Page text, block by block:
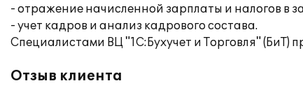
- отражение начисленной зарплаты и налогов в
- учет кадров и анализ кадрового состава.
Специалистами ВЦ "1С:Бухучет и Торговля" (БиТ)
Отзыв клиента